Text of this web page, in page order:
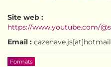
Site web :
https://www.youtube.com/
Email :
Formats